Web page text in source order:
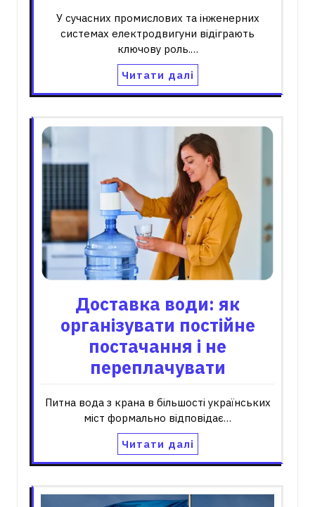
У сучасних промислових та інженерних
системах електродвигуни відіграють
ключову роль.…
Читати далі
Доставка води: як
організувати постійне
постачання і не
переплачувати
Питна вода з крана в більшості українських
міст формально відповідає…
Читати далі